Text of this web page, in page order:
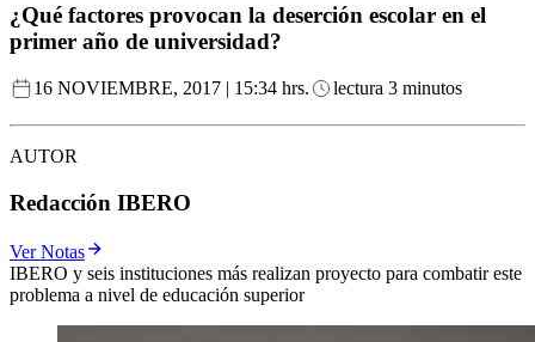
¿Qué factores provocan la deserción escolar en el
primer año de universidad?
16 NOVIEMBRE, 2017 | 15:34 hrs. lectura 3 minutos
AUTOR
Redacción IBERO
Ver Notas
IBERO y seis instituciones más realizan proyecto para combatir este
problema a nivel de educación superior